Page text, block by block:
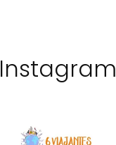
Instagram